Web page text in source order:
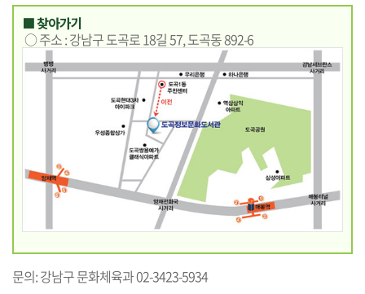
■ 찾아가기
○ 주소 : 강남구 도곡로 18길 57, 도곡동 892-6
문의: 강남구 문화체육과 02-3423-5934